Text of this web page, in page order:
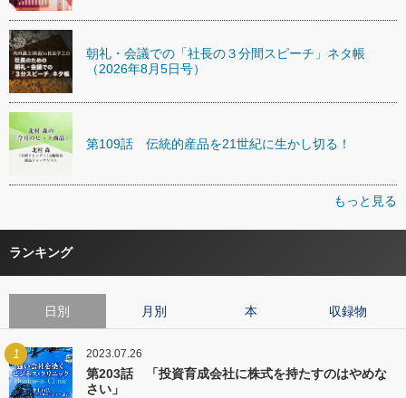
朝礼・会議での「社長の３分間スピーチ」ネタ帳
（2026年8月5日号）
第109話 伝統的産品を21世紀に生かし切る！
もっと見る
ランキング
日別 月別 本 収録物
1 2023.07.26
第203話 「投資育成会社に株式を持たすのはやめな
さい」